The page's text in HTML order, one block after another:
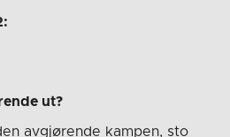
ut?
avgjørende kampen, sto